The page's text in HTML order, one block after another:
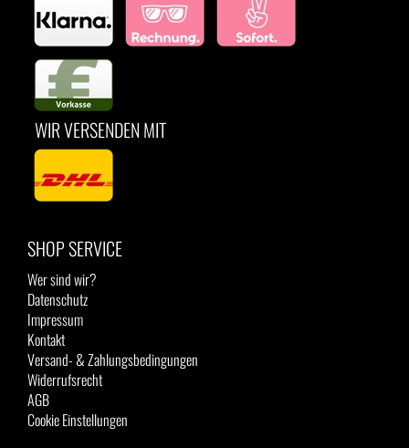
WIR VERSENDEN MIT
SHOP SERVICE
Wer sind wir?
Datenschutz
Impressum
Kontakt
Versand- & Zahlungsbedingungen
Widerrufsrecht
AGB
Cookie Einstellungen